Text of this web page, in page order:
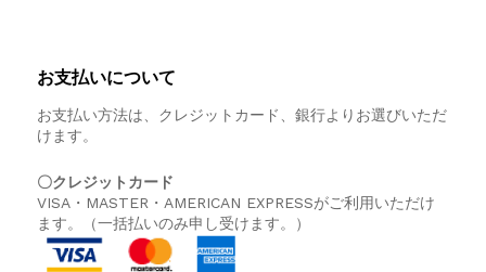
お支払いについて
お支払い方法は、クレジットカード、銀行よりお選びいただ
けます。
〇クレジットカード
VISA・MASTER・AMERICAN EXPRESSがご利用いただけ
ます。（一括払いのみ申し受けます。）